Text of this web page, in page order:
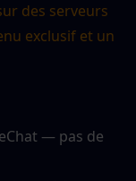
des serveurs
exclusif et un
— pas de